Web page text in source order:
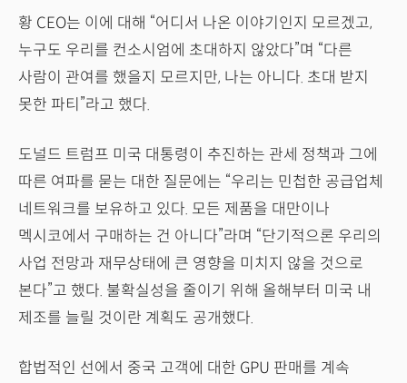
황 CEO는 이에 대해 “어디서 나온 이야기인지 모르겠고,
누구도 우리를 컨소시엄에 초대하지 않았다”며 “다른
사람이 관여를 했을지 모르지만, 나는 아니다. 초대 받지
못한 파티”라고 했다.
도널드 트럼프 미국 대통령이 추진하는 관세 정책과 그에
따른 여파를 묻는 대한 질문에는 “우리는 민첩한 공급업체
네트워크를 보유하고 있다. 모든 제품을 대만이나
멕시코에서 구매하는 건 아니다”라며 “단기적으론 우리의
사업 전망과 재무상태에 큰 영향을 미치지 않을 것으로
본다”고 했다. 불확실성을 줄이기 위해 올해부터 미국 내
제조를 늘릴 것이란 계획도 공개했다.
합법적인 선에서 중국 고객에 대한 GPU 판매를 계속